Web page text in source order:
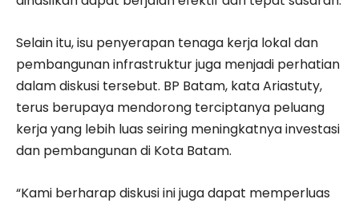
Selain itu, isu penyerapan tenaga kerja lokal dan
pembangunan infrastruktur juga menjadi perhatian
dalam diskusi tersebut. BP Batam, kata Ariastuty,
terus berupaya mendorong terciptanya peluang
kerja yang lebih luas seiring meningkatnya investasi
dan pembangunan di Kota Batam.
“Kami berharap diskusi ini juga dapat memperluas